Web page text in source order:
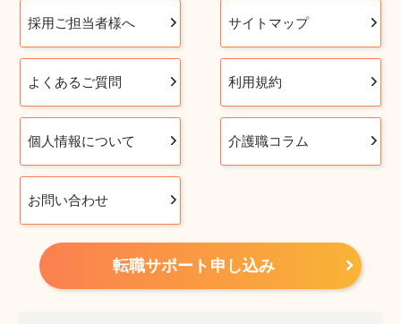
採用ご担当者様へ サイトマップ
よくあるご質問 利用規約
個人情報について 介護職コラム
お問い合わせ
転職サポート申し込み